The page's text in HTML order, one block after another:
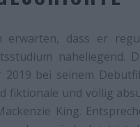
dass er
naheliegend.
bei seinem
fiktionale und völlig
King.